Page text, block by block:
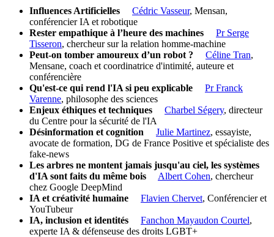
Influences Artificielles Cédric Vasseur, Mensan,
conférencier IA et robotique
Rester empathique à l’heure des machines
Pr Serge
Tisseron, chercheur sur la relation homme-machine
Peut-on tomber amoureux d’un robot ?
Céline Tran,
Mensane, coach et coordinatrice d'intimité, auteure et
conférencière
Qu'est-ce qui rend l'IA si peu explicable
Pr Franck
Varenne, philosophe des sciences
Enjeux éthiques et techniques
Charbel Ségery, directeur
du Centre pour la sécurité de l'IA
Désinformation et cognition
Julie Martinez, essayiste,
avocate de formation, DG de France Positive et spécialiste des
fake-news
Les arbres ne montent jamais jusqu'au ciel, les systèmes
d'IA sont faits du même bois
Albert Cohen, chercheur
chez Google DeepMind
IA et créativité humaine
Flavien Chervet, Conférencier et
YouTubeur
IA, inclusion et identités
Fanchon Mayaudon Courtel,
experte IA & défenseuse des droits LGBT+